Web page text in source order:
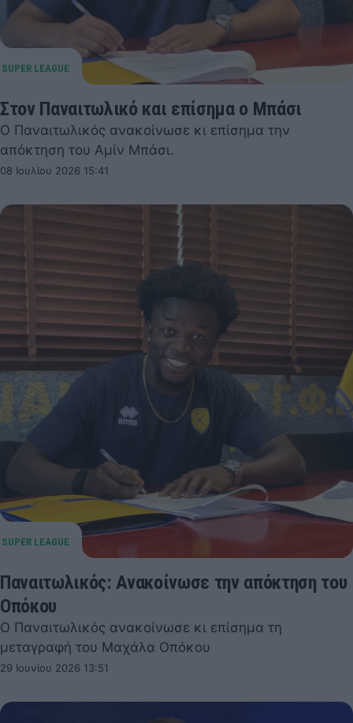
Στον Παναιτωλικό και επίσημα ο Μπάσι
Ο Παναιτωλικός ανακοίνωσε κι επίσημα την
απόκτηση του Αμίν Μπάσι.
08 Ιουλίου 2026 15:41
Παναιτωλικός: Ανακοίνωσε την απόκτηση του
Οπόκου
Ο Παναιτωλικός ανακοίνωσε κι επίσημα τη
μεταγραφή του Μαχάλα Οπόκου
29 Ιουνίου 2026 13:51